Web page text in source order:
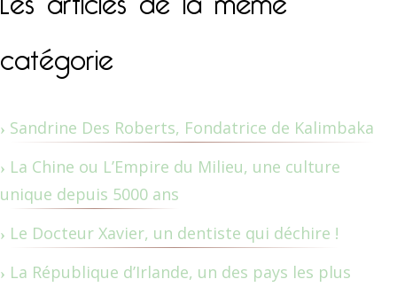
catégorie
Sandrine Des Roberts, Fondatrice de Kalimbaka
La Chine ou L’Empire du Milieu, une culture
unique depuis 5000 ans
Le Docteur Xavier, un dentiste qui déchire !
La République d’Irlande, un des pays les plus